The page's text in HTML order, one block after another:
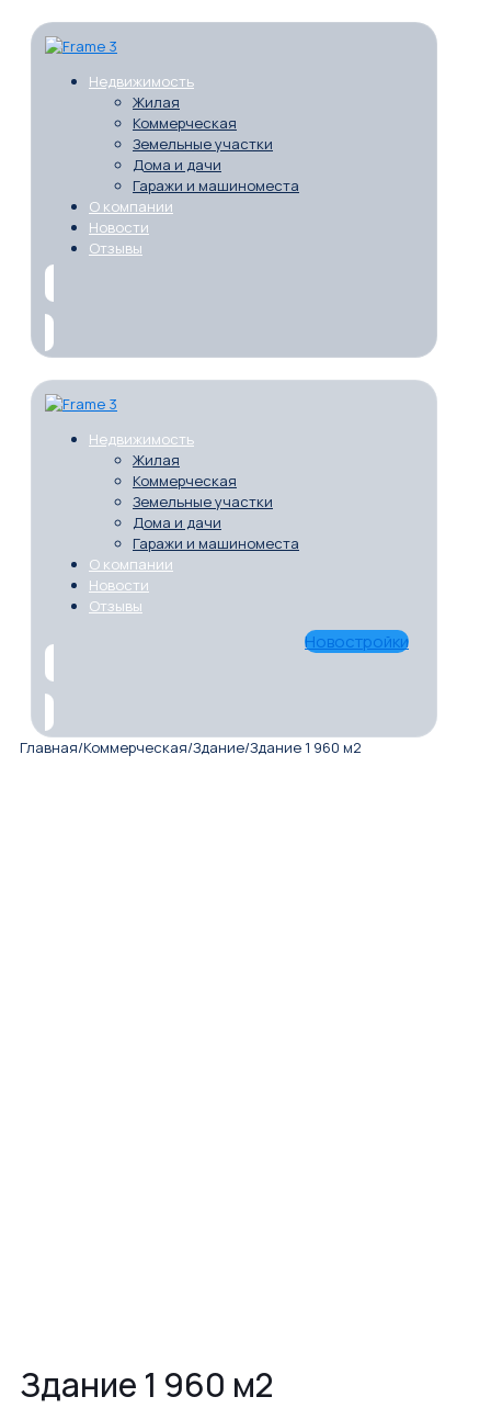
Недвижимость
Жилая
Коммерческая
Земельные участки
Дома и дачи
Гаражи и машиноместа
О компании
Новости
Отзывы
Недвижимость
Жилая
Коммерческая
Земельные участки
Дома и дачи
Гаражи и машиноместа
О компании
Новости
Отзывы
Новостройки
Главная/Коммерческая/Здание/Здание 1 960 м2
Здание 1 960 м2